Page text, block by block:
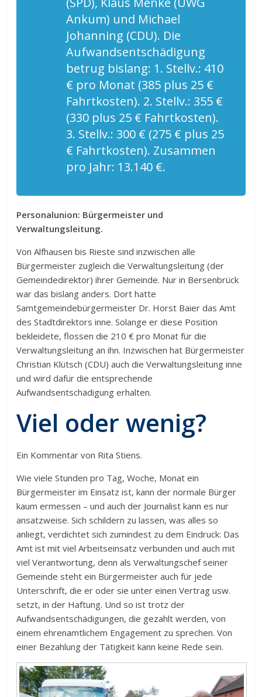
Ankum) und Michael
Johanning (CDU). Die
Aufwandsentschädigung
betrug bislang: 1. Stellv.: 410
€ pro Monat (385 plus 25 €
Fahrtkosten). 2. Stellv.: 355 €
(330 plus 25 € Fahrtkosten).
3. Stellv.: 300 € (275 € plus 25
€ Fahrtkosten). Zusammen
pro Jahr: 13.140 €.
Personalunion: Bürgermeister und
Verwaltungsleitung.
Von Alfhausen bis Rieste sind inzwischen alle
Bürgermeister zugleich die Verwaltungsleitung (der
Gemeindedirektor) ihrer Gemeinde. Nur in Bersenbrück
war das bislang anders. Dort hatte
Samtgemeindebürgermeister Dr. Horst Baier das Amt
des Stadtdirektors inne. Solange er diese Position
bekleidete, flossen die 210 € pro Monat für die
Verwaltungsleitung an ihn. Inzwischen hat Bürgermeister
Christian Klütsch (CDU) auch die Verwaltungsleitung inne
und wird dafür die entsprechende
Aufwandsentschädigung erhalten.
Viel oder wenig?
Ein Kommentar von Rita Stiens.
Wie viele Stunden pro Tag, Woche, Monat ein
Bürgermeister im Einsatz ist, kann der normale Bürger
kaum ermessen – und auch der Journalist kann es nur
ansatzweise. Sich schildern zu lassen, was alles so
anliegt, verdichtet sich zumindest zu dem Eindruck: Das
Amt ist mit viel Arbeitseinsatz verbunden und auch mit
viel Verantwortung, denn als Verwaltungschef seiner
Gemeinde steht ein Bürgermeister auch für jede
Unterschrift, die er oder sie unter einen Vertrag usw.
setzt, in der Haftung. Und so ist trotz der
Aufwandsentschädigungen, die gezahlt werden, von
einem ehrenamtlichem Engagement zu sprechen. Von
einer Bezahlung der Tätigkeit kann keine Rede sein.